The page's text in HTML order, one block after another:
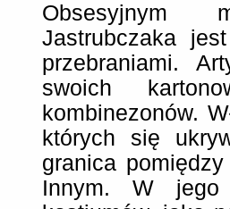
Obsesyjnym
Jastrubczaka
przebraniami.
swoich
kombinezonów.
których się
granica
Innym. W jego